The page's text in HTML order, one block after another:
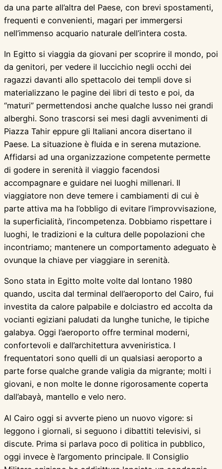
da una parte all’altra del Paese, con brevi spostamenti,
frequenti e convenienti, magari per immergersi
nell’immenso acquario naturale dell’intera costa.
In Egitto si viaggia da giovani per scoprire il mondo, poi
da genitori, per vedere il luccichio negli occhi dei
ragazzi davanti allo spettacolo dei templi dove si
materializzano le pagine dei libri di testo e poi, da
“maturi” permettendosi anche qualche lusso nei grandi
alberghi. Sono trascorsi sei mesi dagli avvenimenti di
Piazza Tahir eppure gli Italiani ancora disertano il
Paese. La situazione è fluida e in serena mutazione.
Affidarsi ad una organizzazione competente permette
di godere in serenità il viaggio facendosi
accompagnare e guidare nei luoghi millenari. Il
viaggiatore non deve temere i cambiamenti di cui è
parte attiva ma ha l’obbligo di evitare l’improvvisazione,
la superficialità, l’incompetenza. Dobbiamo rispettare i
luoghi, le tradizioni e la cultura delle popolazioni che
incontriamo; mantenere un comportamento adeguato è
ovunque la chiave per viaggiare in serenità.
Sono stata in Egitto molte volte dal lontano 1980
quando, uscita dal terminal dell’aeroporto del Cairo, fui
investita da calore palpabile e dolciastro ed accolta da
vocianti egiziani paludati da lunghe tuniche, le tipiche
galabya. Oggi l’aeroporto offre terminal moderni,
confortevoli e dall’architettura avveniristica. I
frequentatori sono quelli di un qualsiasi aeroporto a
parte forse qualche grande valigia da migrante; molti i
giovani, e non molte le donne rigorosamente coperta
dall’abayà, mantello e velo nero.
Al Cairo oggi si avverte pieno un nuovo vigore: si
leggono i giornali, si seguono i dibattiti televisivi, si
discute. Prima si parlava poco di politica in pubblico,
oggi invece è l’argomento principale. Il Consiglio